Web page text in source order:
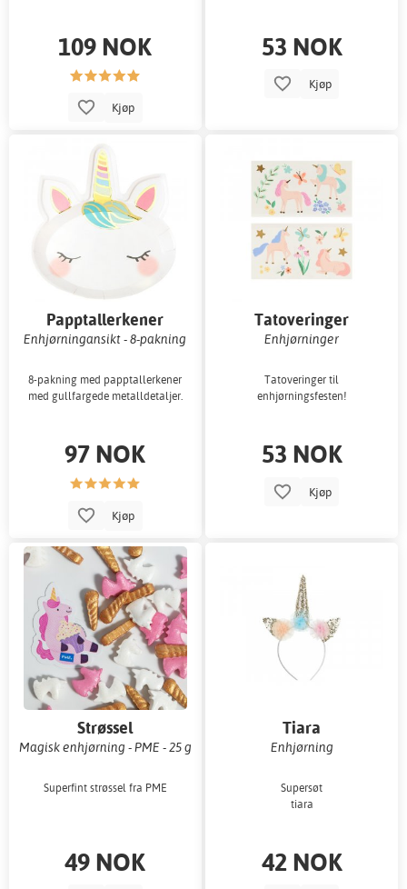
109 NOK
Kjøp
53 NOK
Kjøp
Papptallerkener
Enhjørningansikt - 8-pakning
8-pakning med papptallerkener
med gullfargede metalldetaljer.
97 NOK
Kjøp
Tatoveringer
Enhjørninger
Tatoveringer til
enhjørningsfesten!
53 NOK
Kjøp
Strøssel
Magisk enhjørning - PME - 25 g
Superfint strøssel fra PME
49 NOK
Tiara
Enhjørning
Supersøt
tiara
42 NOK